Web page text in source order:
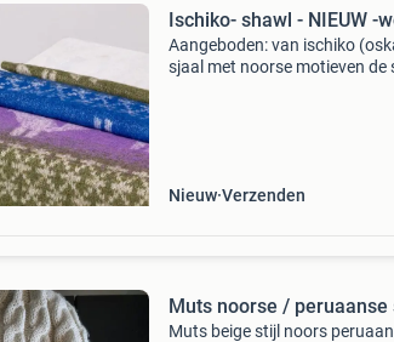
Ischiko- shawl - NIEUW -
Aangeboden: van ischiko
sjaal met noorse motieven de
Nieuw Verzenden
Muts noorse / peruaanse
Muts beige stijl noors